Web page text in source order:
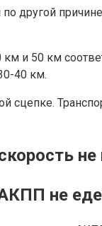
другой
и 50 км
40 км.
сцепке.
не
не